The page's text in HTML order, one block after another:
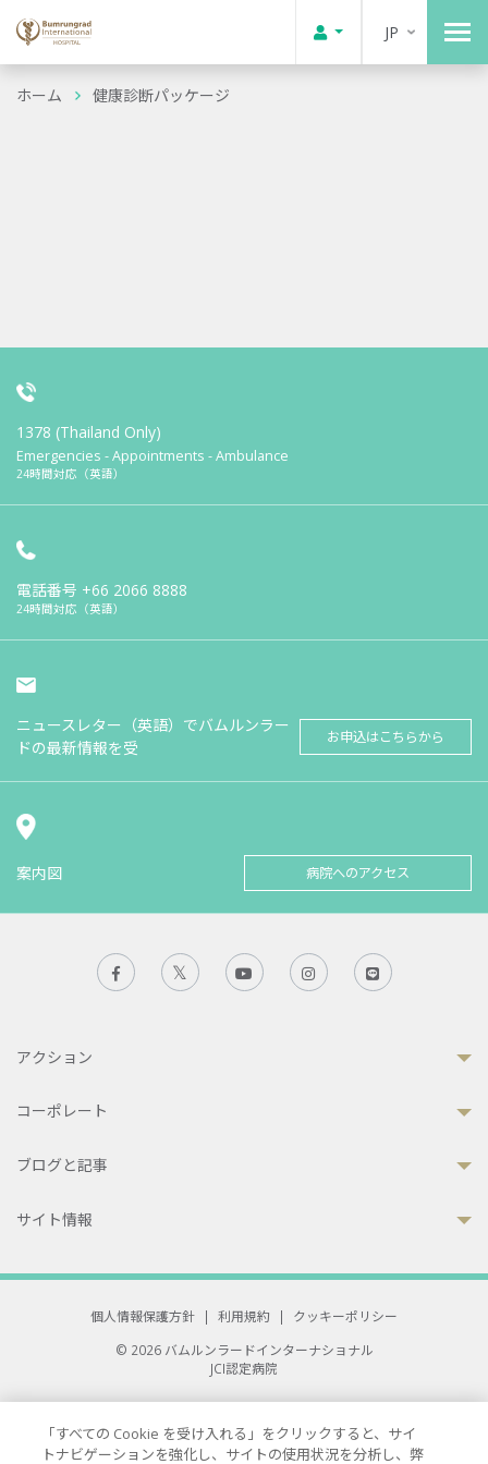
JP
ホーム 健康診断パッケージ
1378 (Thailand Only)
Emergencies - Appointments - Ambulance
24時間対応（英語）
電話番号 +66 2066 8888
24時間対応（英語）
ニュースレター（英語）でバムルンラー
ドの最新情報を受
お申込はこちらから
案内図 病院へのアクセス
アクション
コーポレート
ブログと記事
サイト情報
個人情報保護方針 | 利用規約 |
クッキーポリシー
© 2026 バムルンラードインターナショナル
JCI認定病院
All rights reserved.
「すべての Cookie を受け入れる」をクリックすると、サイ
トナビゲーションを強化し、サイトの使用状況を分析し、弊